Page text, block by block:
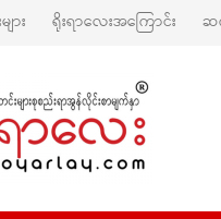
ား ရိုးရာလေးအကြောင်း ဆ